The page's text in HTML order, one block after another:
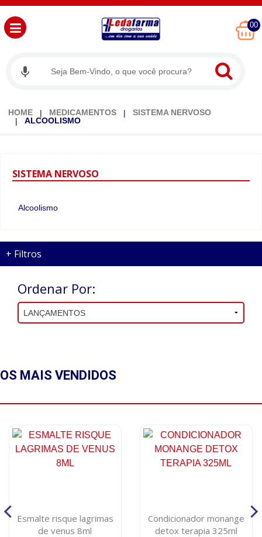
00
HOME MEDICAMENTOS
SISTEMA NERVOSO
ALCOOLISMO
SISTEMA NERVOSO
Alcoolismo
+ Filtros
Ordenar Por:
OS MAIS VENDIDOS
Esmalte risque lagrimas
de venus 8ml
Condicionador monange
detox terapia 325ml